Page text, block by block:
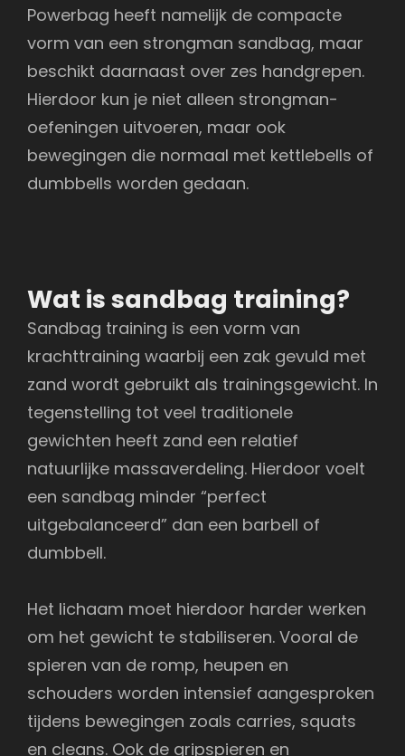
Powerbag heeft namelijk de compacte
vorm van een strongman sandbag, maar
beschikt daarnaast over zes handgrepen.
Hierdoor kun je niet alleen strongman-
oefeningen uitvoeren, maar ook
bewegingen die normaal met kettlebells of
dumbbells worden gedaan.
Wat is sandbag training?
Sandbag training is een vorm van
krachttraining waarbij een zak gevuld met
zand wordt gebruikt als trainingsgewicht. In
tegenstelling tot veel traditionele
gewichten heeft zand een relatief
natuurlijke massaverdeling. Hierdoor voelt
een sandbag minder “perfect
uitgebalanceerd” dan een barbell of
dumbbell.
Het lichaam moet hierdoor harder werken
om het gewicht te stabiliseren. Vooral de
spieren van de romp, heupen en
schouders worden intensief aangesproken
tijdens bewegingen zoals carries, squats
en cleans. Ook de gripspieren en